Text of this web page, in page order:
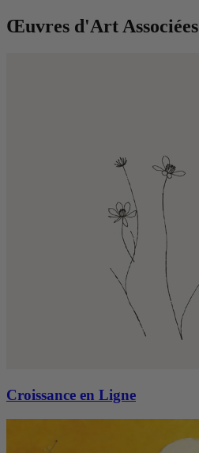
Œuvres d'Art Associées
Croissance en Ligne